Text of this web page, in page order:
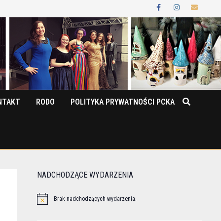
RODO POLITYKA PRYWATNOŚCI PCKA
NADCHODZĄCE WYDARZENIA
Brak nadchodzących wydarzenia.